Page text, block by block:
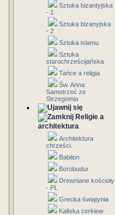
Sztuka bizantyjska
- 1
Sztuka bizanyjska
- 2
Sztuka islamu
Sztuka
starochrześcijańska
Tańce a religia
Św. Anna
Samotrzeć ze
Strzegomia
Religie a
architektura
Architektura
chrześci.
Babilon
Borobudur
Drewniane kościoły
- PL
Grecka świątynia
Kaliska cerkiew